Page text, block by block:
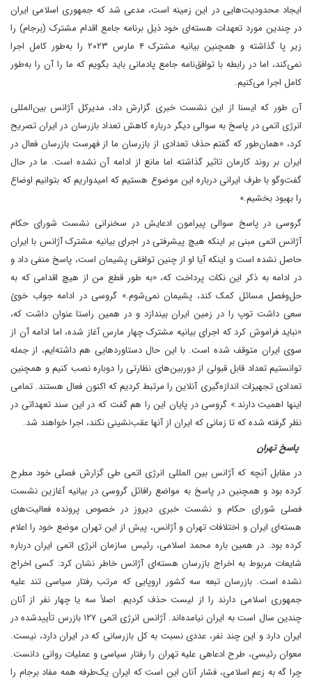
ایجاد محدودیت‌هایی در این زمینه است، مدعی شد که جمهوری اسلامی ایران
در چندین مورد تعهدات هسته‌ای خود ذیل برنامه جامع اقدام مشترک (برجام) را
زیر پا گذاشته و همچنین بیانیه مشترک ۴ مارس ۲۰۲۳ را به‌طور کامل اجرا
نمی‌کند، اما در رابطه با توافق‌نامه جامع پادمانی باید بگویم که ما را آن را به‌طور
کامل اجرا می‌کنیم.
آن طور که ایسنا از این نشست خبری گزارش داد، مدیرکل آژانس بین‌المللی
انرژی اتمی در پاسخ به سوالی دیگر درباره کاهش تعداد بازرسان در ایران تصریح
کرد، «همان‌طور که گفتم حذف تعدادی از بازرسان ما از فهرست بازرسان فعال در
ایران بر روند کارمان تاثیر گذاشته اما مانع از ادامه آن نشده است. ما در حال
گفت‌وگو با طرف ایرانی درباره این موضوع هستیم که امیدواریم که بتوانیم اوضاع
را بهبود بخشیم.»
گروسی در پاسخ سوالی پیرامون ادعایش در سخنرانی نشست شورای حکام
آژانس اتمی مبنی بر اینکه هیچ پیشرفتی در اجرای بیانیه مشترک آژانس با ایران
حاصل نشده است و اینکه آیا او از چنین توافقی پشیمان است، پاسخ منفی داد و
در ادامه به ذکر این نکات پرداخت که، «به طور قطع من از هیچ اقدامی که به
حل‌وفصل مسائل کمک کند، پشیمان نمی‌شوم.» گروسی در ادامه جواب خوئ
سعی داشت توپ را در زمین ایران بیندازد و در همین راستا عنوان داشت که،
«نباید فراموش کرد که اجرای بیانیه مشترک چهار مارس آغاز شده، اما ادامه آن از
سوی ایران متوقف شده است. با این حال دستاوردهایی هم داشته‌ایم، از جمله
توانستیم تعداد قابل قبولی از دوربین‌های نظارتی را دوباره نصب کنیم و همچنین
تعدادی تجهیزات اندازه‌گیری آنلاین را مرتبط کردیم که اکنون فعال هستند. تمامی
اینها اهمیت دارند.» گروسی در پایان این را هم گفت که در این سند تعهداتی در
نظر گرفته شده که تا زمانی که ایران از آنها عقب‌نشینی نکند، اجرا خواهند شد.
پاسخ تهران
در مقابل آنچه که آژانس بین المللی انرژی اتمی طی گزارش فصلی خود مطرح
کرده بود و همچنین در پاسخ به مواضع رافائل گروسی در بیانیه آغازین نشست
فصلی شورای حکام و نشست خبری دیروز در خصوص پرونده فعالیت‌های
هسته‌ای ایران و اختلافات تهران و آژانس، پیش از این تهران موضع خود را اعلام
کرده بود. در همین باره محمد اسلامی، رئیس سازمان انرژی اتمی ایران درباره
شایعات مربوط به اخراج بازرسان هسته‌ای آژانس خاطر نشان کرد: کسی اخراج
نشده است. بازرسان تبعه سه کشور اروپایی که مرتب رفتار سیاسی تند علیه
جمهوری اسلامی دارند را از لیست حذف کردیم. اصلاً سه یا چهار نفر از آنان
چندین سال است به ایران نیامده‌اند. آژانس انرژی اتمی ۱۲۷ بازرس تأییدشده در
ایران دارد و این چند نفر، عددی نسبت به کل بازرسانی که در ایران دارد، نیست.
معوان رئیسی، طرح ادعاهی علیه تهران را رفتار سیاسی و عملیات روانی دانست.
چرا گه به زعم اسلامی، فشار آنان این است که ایران یک‌طرفه همه مفاد برجام را